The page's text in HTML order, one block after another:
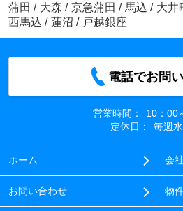
蒲田 / 大森 / 京急蒲田 / 馬込 / 大井
西馬込 / 蓮沼 / 戸越銀座
電話でお問
営業時間：
10：00
定休日：
毎週
ホーム 会
お問い合わせ 物